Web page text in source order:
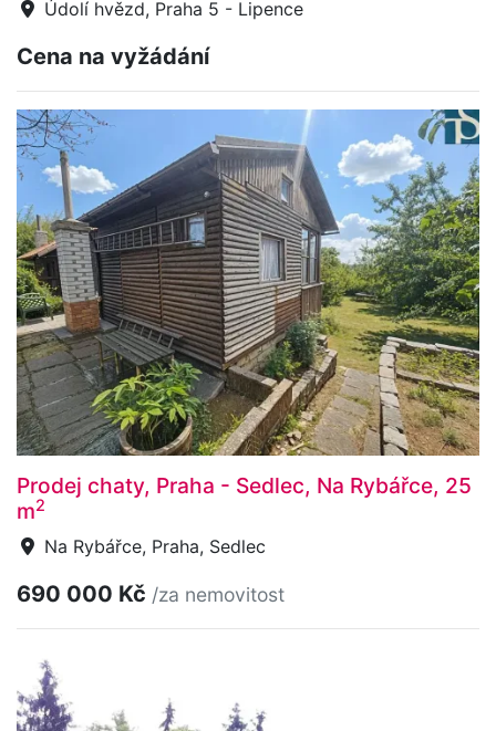
Údolí hvězd, Praha 5 - Lipence
Cena na vyžádání
Prodej chaty, Praha - Sedlec, Na Rybářce, 25
m2
Na Rybářce, Praha, Sedlec
690 000 Kč /za nemovitost